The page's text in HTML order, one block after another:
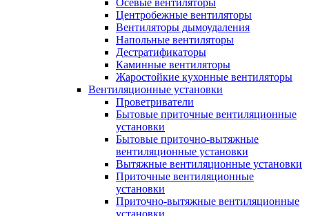
Осевые вентиляторы
Центробежные вентиляторы
Вентиляторы дымоудаления
Напольные вентиляторы
Дестратификаторы
Каминные вентиляторы
Жаростойкие кухонные вентиляторы
Вентиляционные установки
Проветриватели
Бытовые приточные вентиляционные
установки
Бытовые приточно-вытяжные
вентиляционные установки
Вытяжные вентиляционные установки
Приточные вентиляционные
установки
Приточно-вытяжные вентиляционные